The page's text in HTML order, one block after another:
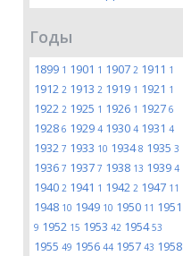
Годы
1899 1 1901 1 1907 2 1911 1
1912 2 1913 2 1919 1 1921 1
1922 2 1925 1 1926 1 1927 6
1928 6 1929 4 1930 4 1931 4
1932 7 1933 10 19348 1935 3
1936 7 1937 7 1938 13 1939 4
1940 2 1941 1 1942 2 1947 11
1948 10 1949 10 1950 11 1951
9 1952 15 1953 42 195453
1955 49 1956 44 1957 43 1958